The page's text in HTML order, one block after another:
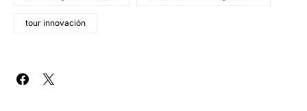
tour innovación